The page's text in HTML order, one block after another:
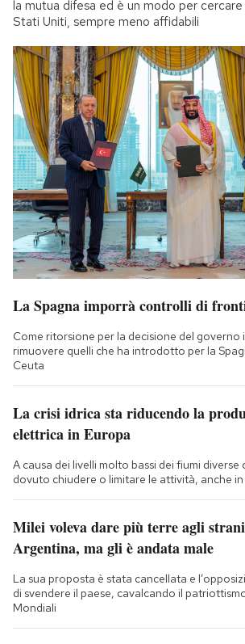
la mutua difesa ed è un modo per
Stati Uniti, sempre meno affidabili
La Spagna imporrà controlli di
Come ritorsione per la decisione del governo
rimuovere quelli che ha introdotto per la
Ceuta
La crisi idrica sta riducendo la
elettrica in Europa
A causa dei livelli molto bassi dei fiumi
dovuto chiudere o limitare le attività, anche in
Milei voleva dare più terre agli
Argentina, ma gli è andata male
La sua proposta è stata cancellata e
di svendere il paese, cavalcando il
Mondiali